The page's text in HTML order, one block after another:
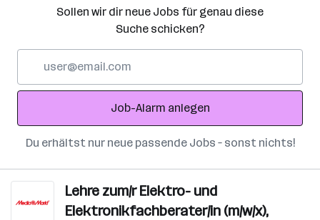
Sollen wir dir neue Jobs für genau diese
Suche schicken?
Adresse
Job-Alarm anlegen
Du erhältst nur neue passende Jobs – sonst nichts!
Lehre zum/r Elektro- und
Elektronikfachberater/in (m/w/x),